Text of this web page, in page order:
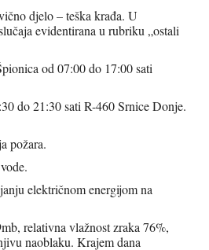
djelo – teška krađa. U
evidentirana u rubriku „ostali
od 07:00 do 17:00 sati
do 21:30 sati R-460 Srnice Donje.
požara.
električnom energijom na
relativna vlažnost zraka 76%,
naoblaku. Krajem dana